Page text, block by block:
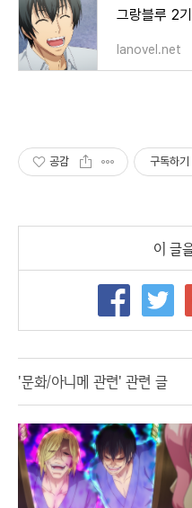
그랑블루 2
lanovel.net
공감 구독하기
이 글
'문화/아니메 관련' 관련 글